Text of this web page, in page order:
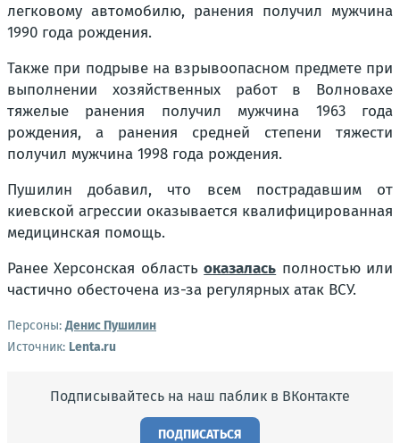
легковому автомобилю, ранения получил мужчина
1990 года рождения.
Также при подрыве на взрывоопасном предмете при
выполнении хозяйственных работ в Волновахе
тяжелые ранения получил мужчина 1963 года
рождения, а ранения средней степени тяжести
получил мужчина 1998 года рождения.
Пушилин добавил, что всем пострадавшим от
киевской агрессии оказывается квалифицированная
медицинская помощь.
Ранее Херсонская областьоказалась полностью или
частично обесточена из-за регулярных атак ВСУ.
Персоны: Денис Пушилин
Источник: Lenta.ru
Подписывайтесь на наш паблик в ВКонтакте
ПОДПИСАТЬСЯ